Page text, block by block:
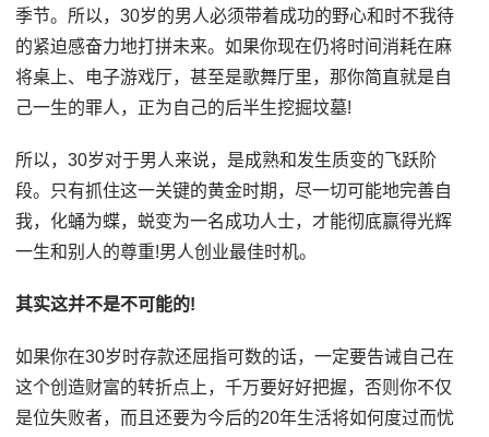
季节。所以，30岁的男人必须带着成功的野心和时不我待
的紧迫感奋力地打拼未来。如果你现在仍将时间消耗在麻
将桌上、电子游戏厅，甚至是歌舞厅里，那你简直就是自
己一生的罪人，正为自己的后半生挖掘坟墓!
所以，30岁对于男人来说，是成熟和发生质变的飞跃阶
段。只有抓住这一关键的黄金时期，尽一切可能地完善自
我，化蛹为蝶，蜕变为一名成功人士，才能彻底赢得光辉
一生和别人的尊重!男人创业最佳时机。
其实这并不是不可能的!
如果你在30岁时存款还屈指可数的话，一定要告诫自己在
这个创造财富的转折点上，千万要好好把握，否则你不仅
是位失败者，而且还要为今后的20年生活将如何度过而忧